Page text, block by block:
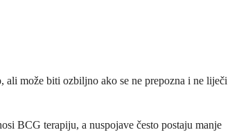
može biti ozbiljno ako se ne prepozna i ne liječi
BCG terapiju, a nuspojave često postaju manje